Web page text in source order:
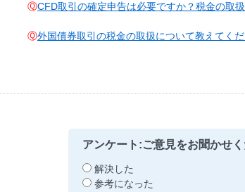
ⓆCFD取引の確定申告は必要ですか？税金の取
Ⓠ外国債券取引の税金の取扱について教えてくだ
アンケート:ご意見をお聞かせ
解決した
参考になった